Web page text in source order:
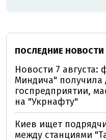
ПОСЛЕДНИЕ НОВОСТИ
Новости 7 августа:
Миндича" получила
госпредприятии,
на "Укрнафту"
Киев ищет
между станциями